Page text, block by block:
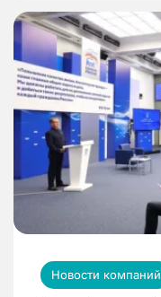
Новости компаний